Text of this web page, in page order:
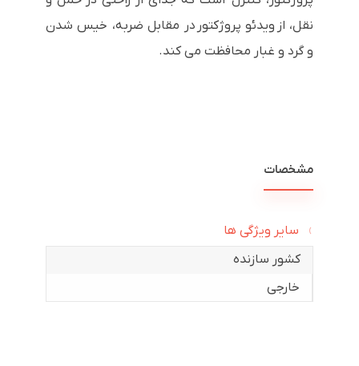
نقل، از ویدئو پروژکتور در مقابل ضربه، خیس شدن
و گرد و غبار محافظت می کند.
مشخصات
سایر ویژگی ها
کشور سازنده
خارجی